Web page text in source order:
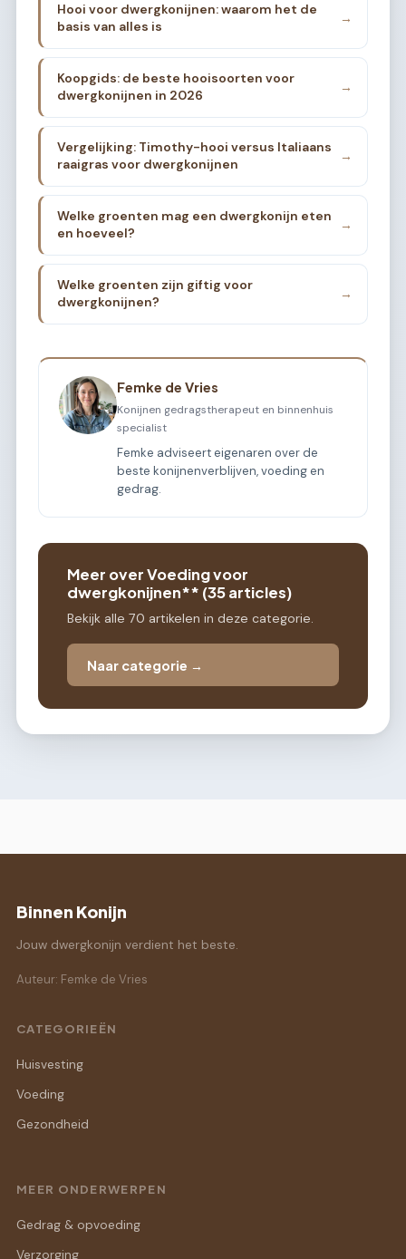
Hooi voor dwergkonijnen: waarom het de
basis van alles is
→
Koopgids: de beste hooisoorten voor
dwergkonijnen in 2026
→
Vergelijking: Timothy-hooi versus Italiaans
raaigras voor dwergkonijnen
→
Welke groenten mag een dwergkonijn eten
en hoeveel?
→
Welke groenten zijn giftig voor
dwergkonijnen?
→
Femke de Vries
Konijnen gedragstherapeut en binnenhuis
specialist
Femke adviseert eigenaren over de
beste konijnenverblijven, voeding en
gedrag.
Meer over Voeding voor
dwergkonijnen** (35 articles)
Bekijk alle 70 artikelen in deze categorie.
Naar categorie →
Binnen Konijn
Jouw dwergkonijn verdient het beste.
Auteur: Femke de Vries
CATEGORIEËN
Huisvesting
Voeding
Gezondheid
MEER ONDERWERPEN
Gedrag & opvoeding
Verzorging